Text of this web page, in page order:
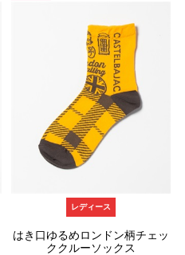
レディース
はき口ゆるめロンドン柄チェッ
ククルーソックス